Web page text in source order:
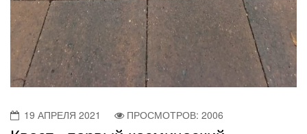
19 АПРЕЛЯ 2021 ПРОСМОТРОВ: 2006